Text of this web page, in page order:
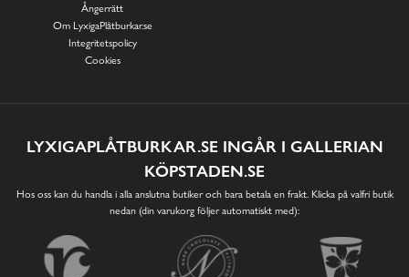
Ångerrätt
Om LyxigaPlåtburkar.se
Integritetspolicy
Cookies
LYXIGAPLÅTBURKAR.SE INGÅR I GALLERIAN
KÖPSTADEN.SE
Hos oss kan du handla i alla anslutna butiker och bara betala en frakt. Klicka på valfri butik
nedan (din varukorg följer automatiskt med):